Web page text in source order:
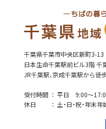
千葉県千葉市中央区新町3-13
日本生命千葉駅前ビル3階 千
JR千葉駅、京成千葉駅から徒
受付時間
平日 9:00～
休日
土・日・祝・年末年